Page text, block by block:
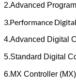
2.Advanced
3.Performance
4.Advanced Digital
5.Standard Digital
6.MX Controller (MX)